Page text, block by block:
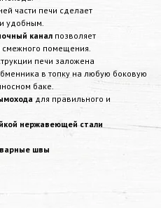
части печи сделает
удобным.
канал позволяет
помещения.
печи заложена
в топку на любую боковую
баке.
для правильного и
нержавеющей стали
швы